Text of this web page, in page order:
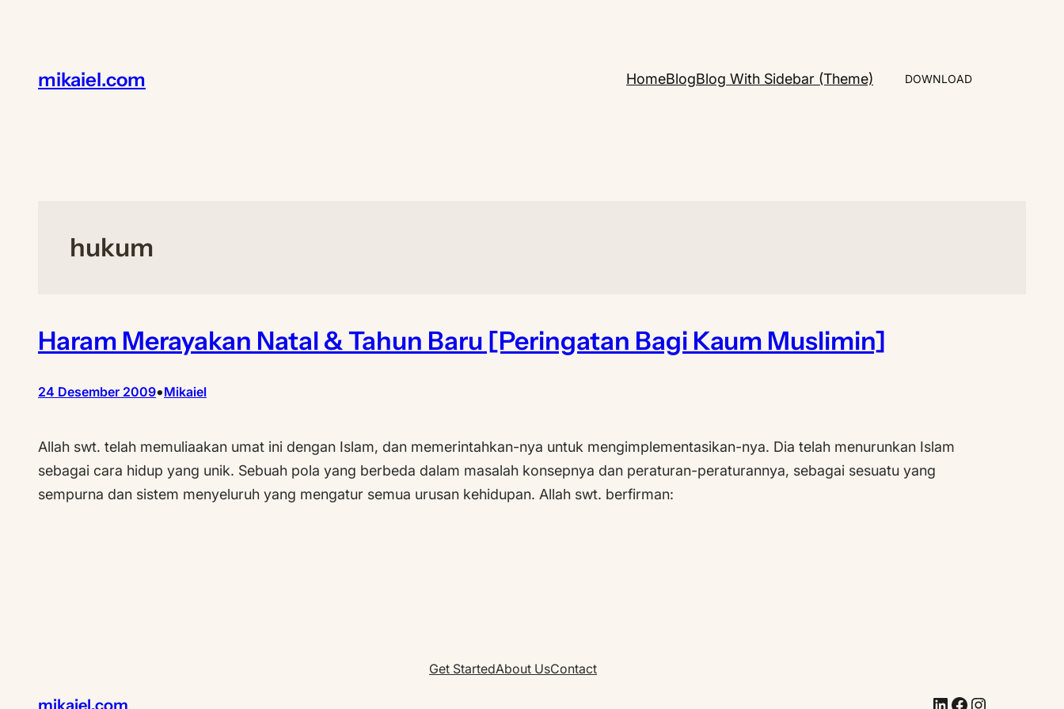
mikaiel.com HomeBlogBlog With Sidebar (Theme) DOWNLOAD
hukum
Haram Merayakan Natal & Tahun Baru [Peringatan Bagi Kaum Muslimin]
24 Desember 2009•Mikaiel
Allah swt. telah memuliaakan umat ini dengan Islam, dan memerintahkan-nya untuk mengimplementasikan-nya. Dia telah menurunkan Islam
sebagai cara hidup yang unik. Sebuah pola yang berbeda dalam masalah konsepnya dan peraturan-peraturannya, sebagai sesuatu yang
sempurna dan sistem menyeluruh yang mengatur semua urusan kehidupan. Allah swt. berfirman:
mikaiel.com
Get StartedAbout UsContact
LinkedIn Facebook Instagram